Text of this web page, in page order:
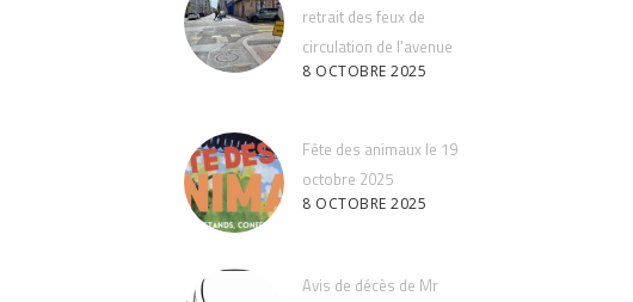
retrait des feux de
circulation de l’avenue
8 OCTOBRE 2025
Fête des animaux le 19
octobre 2025
8 OCTOBRE 2025
Avis de décès de Mr